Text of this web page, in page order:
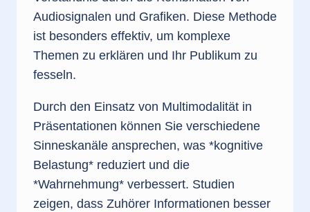
Audiosignalen und Grafiken. Diese Methode
ist besonders effektiv, um komplexe
Themen zu erklären und Ihr Publikum zu
fesseln.
Durch den Einsatz von Multimodalität in
Präsentationen können Sie verschiedene
Sinneskanäle ansprechen, was *kognitive
Belastung* reduziert und die
*Wahrnehmung* verbessert. Studien
zeigen, dass Zuhörer Informationen besser